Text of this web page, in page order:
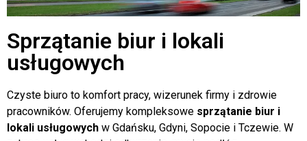
Sprzątanie biur i lokali
usługowych
Czyste biuro to komfort pracy, wizerunek firmy i zdrowie